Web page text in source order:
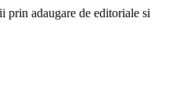
prin adaugare de editoriale si